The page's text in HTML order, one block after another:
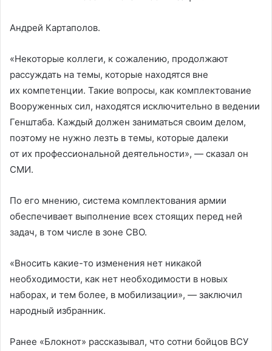
Андрей Картаполов.
«Некоторые коллеги, к сожалению, продолжают
рассуждать на темы, которые находятся вне
их компетенции. Такие вопросы, как комплектование
Вооруженных сил, находятся исключительно в ведении
Генштаба. Каждый должен заниматься своим делом,
поэтому не нужно лезть в темы, которые далеки
от их профессиональной деятельности», — сказал он
СМИ.
По его мнению, система комплектования армии
обеспечивает выполнение всех стоящих перед ней
задач, в том числе в зоне СВО.
«Вносить какие-то изменения нет никакой
необходимости, как нет необходимости в новых
наборах, и тем более, в мобилизации», — заключил
народный избранник.
Ранее «Блокнот» рассказывал, что сотни бойцов ВСУ